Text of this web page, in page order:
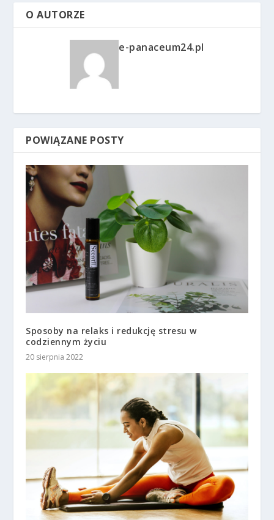
O AUTORZE
e-panaceum24.pl
POWIĄZANE POSTY
Sposoby na relaks i redukcję stresu w
codziennym życiu
20 sierpnia 2022